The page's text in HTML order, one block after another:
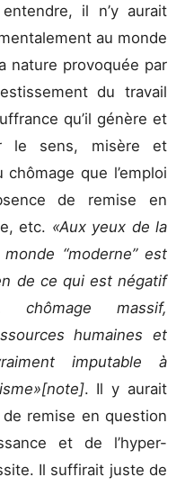
il n’y aurait
au monde
nature provoquée par
du travail
qu’il génère et
le sens, misère et
que l’emploi
de remise en
etc. «Aux yeux de la
“moderne” est
de ce qui est négatif
chômage massif,
humaines et
imputable à
[note]. Il y aurait
remise en question
et de l’hyper-
Il suffirait juste de